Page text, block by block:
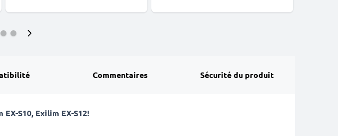
Commentaires Sécurité du produit
EX-S10, Exilim EX-S12!